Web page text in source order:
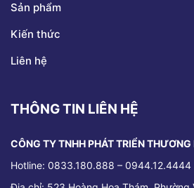
Sản phẩm
Kiến thức
Liên hệ
THÔNG TIN LIÊN HỆ
CÔNG TY TNHH PHÁT TRIỂN
Hotline: 0833.180.888 – 0944.12.4444